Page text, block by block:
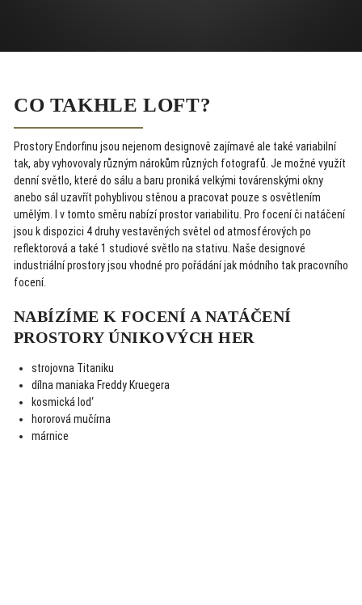
CO TAKHLE LOFT?
Prostory Endorfinu jsou nejenom designově zajímavé ale také variabilní
tak, aby vyhovovaly různým nárokům různých fotografů. Je možné využít
denní světlo, které do sálu a baru proniká velkými továrenskými okny
anebo sál uzavřít pohyblivou stěnou a pracovat pouze s osvětlením
umělým. I v tomto směru nabízí prostor variabilitu. Pro focení či natáčení
jsou k dispozici 4 druhy vestavěných světel od atmosférových po
reflektorová a také 1 studiové světlo na stativu. Naše designové
industriální prostory jsou vhodné pro pořádání jak módního tak pracovního
focení.
NABÍZÍME K FOCENÍ A NATÁČENÍ
PROSTORY ÚNIKOVÝCH HER
strojovna Titaniku
dílna maniaka Freddy Kruegera
kosmická lod‘
hororová mučírna
márnice